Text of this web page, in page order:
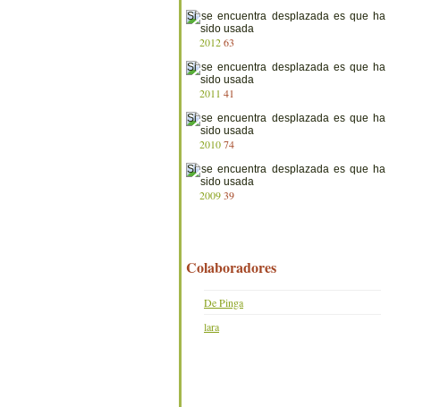
201263
2011 41
201074
200939
Colaboradores
De Pinga
lara